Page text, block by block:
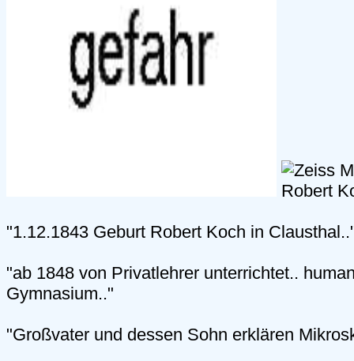
"1.12.1843 Geburt Robert Koch in
"ab 1848 von Privatlehrer unterrichtet..
Gymnasium.."
"Großvater und dessen Sohn erklären